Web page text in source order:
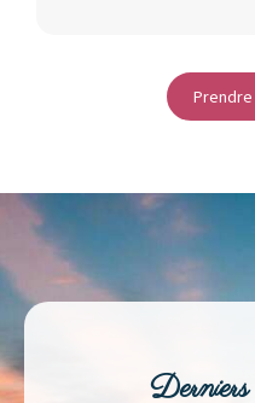
Derniers